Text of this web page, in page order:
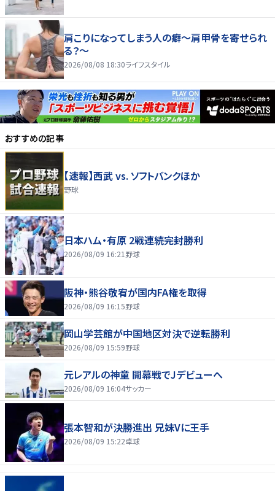
肩こりになってしまう人の癖～肩甲骨を寄せられ
る？～
2026/08/08 18:30ライフスタイル
おすすめの記事
【速報】西武 vs. ソフトバンクほか
野球
日本ハム・有原 2戦連続完封勝利
2026/08/09 16:21 野球
阪神・熊谷敬宥が国内FA権を取得
2026/08/09 16:15野球
岡山学芸館が中国地区対決で逆転勝利
2026/08/09 15:59野球
元レアルの神童 開幕戦でJデビューへ
2026/08/09 16:04サッカー
張本智和が決勝進出 兄妹Vに王手
2026/08/09 15:22卓球